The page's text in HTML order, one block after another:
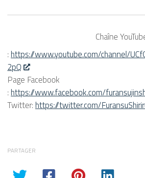
Chaîne
: https://www.youtube.com/channel/
2pQ
Page Facebook
: https://www.facebook.com/
Twitter: https://twitter.com/
PARTAGER